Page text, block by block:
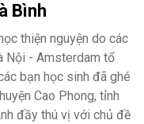
Bình
thiện nguyện do các
Nội - Amsterdam tổ
bạn học sinh đã ghé
Cao Phong, tỉnh
đầy thú vị với chủ đề